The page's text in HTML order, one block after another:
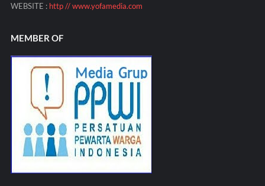
WEBSITE : http // www.yofamedia.com
MEMBER OF